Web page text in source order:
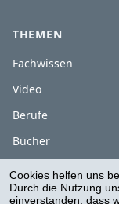
THEMEN
Fachwissen
Video
Berufe
Bücher
Cookies helfen uns
Durch die Nutzung
einverstanden, dass